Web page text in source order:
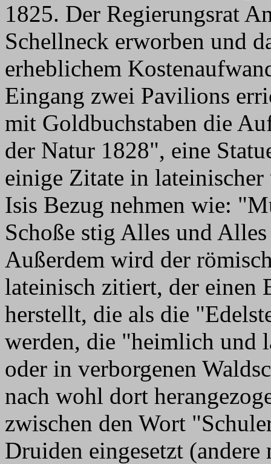
1825. Der Regierungsrat
Schellneck erworben und
erheblichem
Eingang zwei Pavilions
mit Goldbuchstaben die
der Natur 1828", eine
einige Zitate in lateinischer
Isis Bezug nehmen wie:
Schoße stig Alles und
Außerdem wird der
lateinisch zitiert, der einen
herstellt, die als die
werden, die "heimlich und
oder in verborgenen
nach wohl dort
zwischen den Wort
Druiden eingesetzt